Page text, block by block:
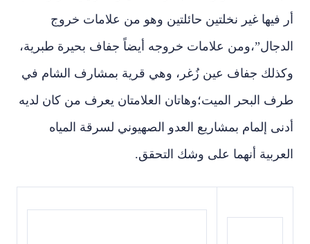
أر فيها غير نخلتين حائلتين وهو من علامات خروج
الدجال”،ومن علامات خروجه أيضاً جفاف بحيرة طبرية،
وكذلك جفاف عين زُغر، وهي قرية بمشارف الشام في
طرف البحر الميت؛وهاتان العلامتان يعرف من كان لديه
أدنى إلمام بمشاريع العدو الصهيوني لسرقة المياه
العربية أنهما على وشك التحقق.